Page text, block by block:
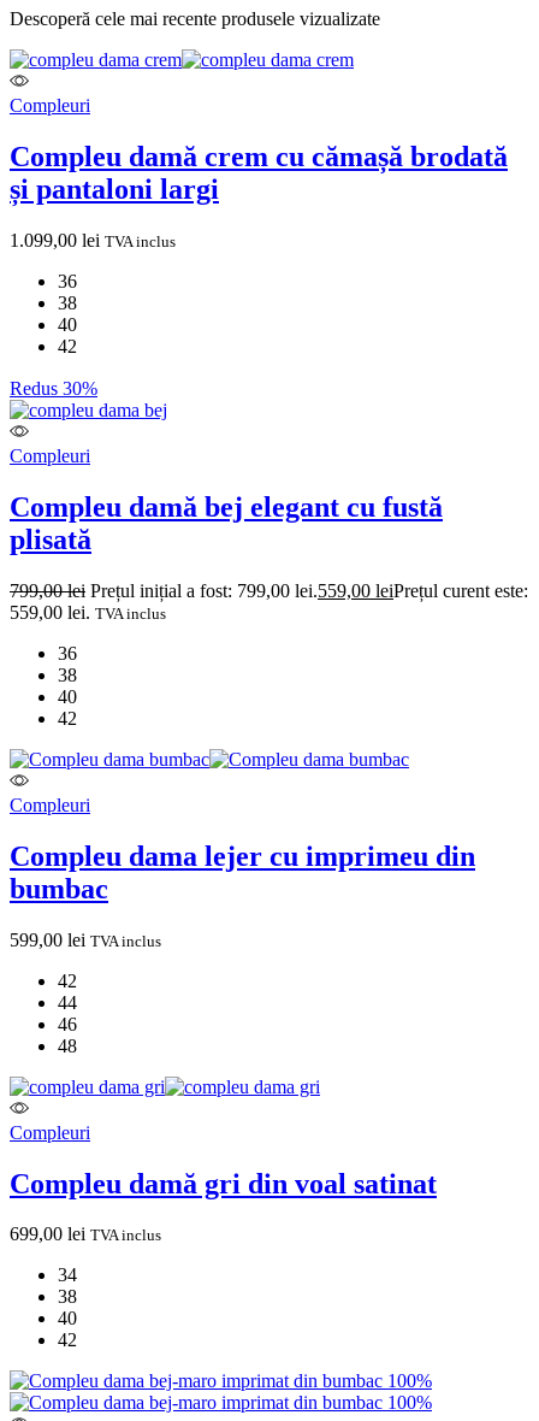
Descoperă cele mai recente produsele vizualizate
Compleuri
Compleu damă crem cu cămașă brodată
și pantaloni largi
1.099,00 lei TVA inclus
36
38
40
42
Redus 30%
Compleuri
Compleu damă bej elegant cu fustă
plisată
799,00lei Prețul inițial a fost: 799,00 lei.559,00 leiPrețul curent este:
559,00 lei. TVA inclus
36
38
40
42
Compleuri
Compleu dama lejer cu imprimeu din
bumbac
599,00 lei TVA inclus
42
44
46
48
Compleuri
Compleu damă gri din voal satinat
699,00 lei TVA inclus
34
38
40
42